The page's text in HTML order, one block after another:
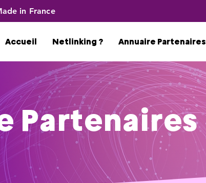
in France
Accueil Netlinking ? Annuaire Partenaires
Partenaires